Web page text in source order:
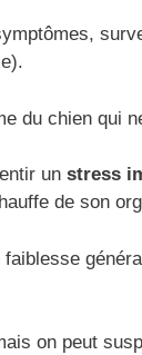
du chien qui
un stress
de son
on peut